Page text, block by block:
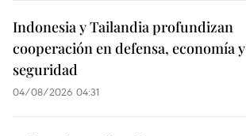
Indonesia y Tailandia profundizan
cooperación en defensa, economía y
seguridad
04/08/2026 04:31